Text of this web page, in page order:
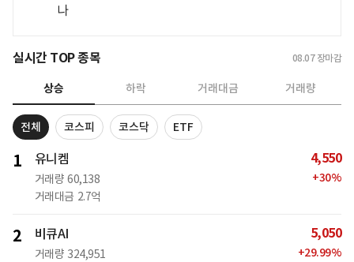
나
실시간 TOP 종목 08.07 장마감
상승 하락 거래대금 거래량
전체 코스피 코스닥 ETF
1 유니켐
거래량 60,138
거래대금 2.7억
4,550
+30%
2 비큐AI
거래량 324,951
5,050
+29.99%